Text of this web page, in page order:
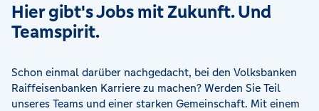
Hier gibt's Jobs mit Zukunft. Und
Teamspirit.
Schon einmal darüber nachgedacht, bei den Volksbanken
Raiffeisenbanken Karriere zu machen? Werden Sie Teil
unseres Teams und einer starken Gemeinschaft. Mit einem